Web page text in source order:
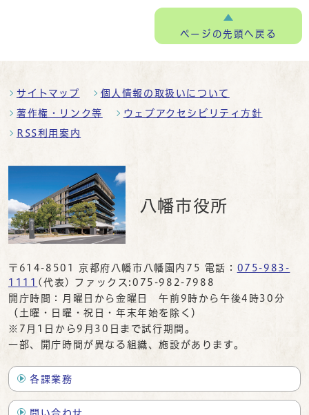
ページの先頭へ戻る
サイトマップ 個人情報の取扱いについて
著作権・リンク等 ウェブアクセシビリティ方針
RSS利用案内
八幡市役所
〒614-8501 京都府八幡市八幡園内75 電話： 075-983-
1111 (代表) ファックス:075-982-7988
開庁時間：月曜日から金曜日 午前9時から午後4時30分
（土曜・日曜・祝日・年末年始を除く）
※7月1日から9月30日まで試行期間。
一部、開庁時間が異なる組織、施設があります。
各課業務
問い合わせ